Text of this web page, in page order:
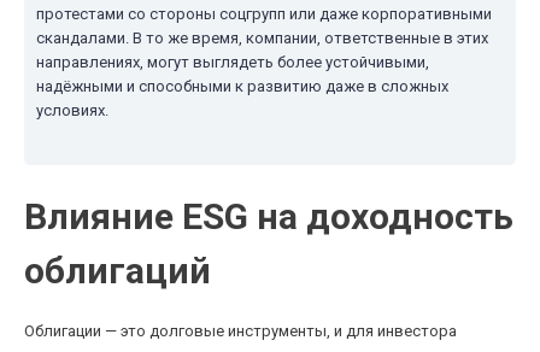
протестами со стороны соцгрупп или даже корпоративными
скандалами. В то же время, компании, ответственные в этих
направлениях, могут выглядеть более устойчивыми,
надёжными и способными к развитию даже в сложных
условиях.
Влияние ESG на доходность
облигаций
Облигации — это долговые инструменты, и для инвестора